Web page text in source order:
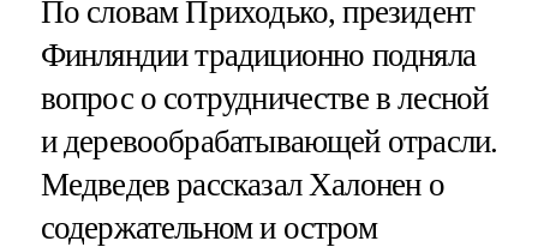
По словам Приходько, президент
Финляндии традиционно подняла
вопрос о сотрудничестве в лесной
и деревообрабатывающей отрасли.
Медведев рассказал Халонен о
содержательном и остром